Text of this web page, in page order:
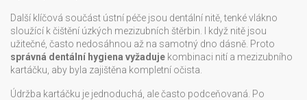
Další klíčová součást ústní péče jsou dentální nitě ,tenké vlákno
sloužící k čištění úzkých mezizubních štěrbin . I když nitě jsou
užitečné, často nedosáhnou až na samotný dno dásně. Proto
správná dentální hygiena vyžaduje kombinaci nití a mezizubního
kartáčku, aby byla zajištěna kompletní očista.
Údržba kartáčku je jednoduchá, ale často podceňovaná. Po